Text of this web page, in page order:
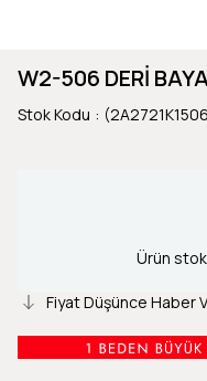
W2-506 DERİ
Stok Kodu
Ürün
Fiyat Düşünce Haber